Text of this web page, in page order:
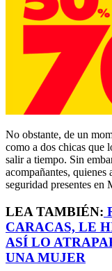
No obstante, de un
como a dos chicas que
salir a tiempo. Sin
acompañantes,
seguridad presentes en
LEA TAMBIÉN:
CARACAS, LE
ASÍ LO
UNA MUJER